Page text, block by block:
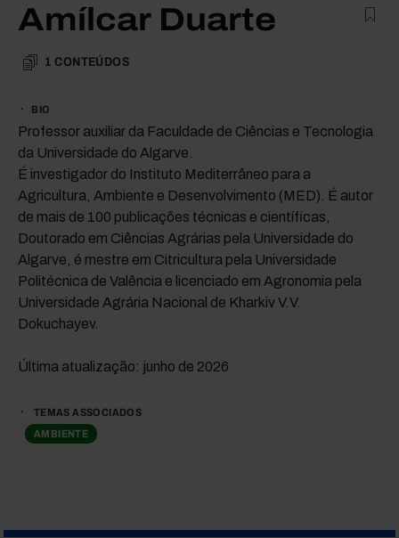
Amílcar Duarte
1 CONTEÚDOS
BIO
Professor auxiliar da Faculdade de Ciências e Tecnologia
da Universidade do Algarve.
É investigador do Instituto Mediterrâneo para a
Agricultura, Ambiente e Desenvolvimento (MED). É autor
de mais de 100 publicações técnicas e científicas,
Doutorado em Ciências Agrárias pela Universidade do
Algarve, é mestre em Citricultura pela Universidade
Politécnica de Valência e licenciado em Agronomia pela
Universidade Agrária Nacional de Kharkiv V.V.
Dokuchayev.
Última atualização: junho de 2026
TEMAS ASSOCIADOS
AMBIENTE